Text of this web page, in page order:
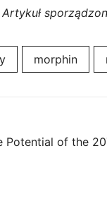
Artykuł
morphin
Potential of the